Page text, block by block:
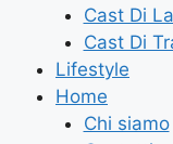
Cast Di
Cast Di
Lifestyle
Home
Chi siamo